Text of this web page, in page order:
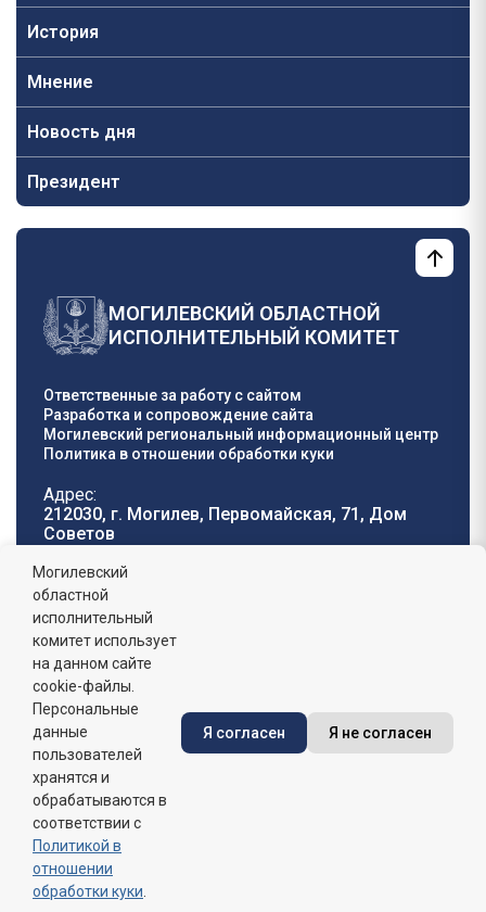
История
Мнение
Новость дня
Президент
МОГИЛЕВСКИЙ ОБЛАСТНОЙ
ИСПОЛНИТЕЛЬНЫЙ КОМИТЕТ
Ответственные за работу с сайтом
Разработка и сопровождение сайта
Могилевский региональный информационный центр
Политика в отношении обработки куки
Адрес:
212030, г. Могилев, Первомайская, 71, Дом
Cоветов
Телефон горячей
линии:
8 (0222) 71-32-55
График работы:
пн-пт: 8.00 - 17.00, сб-вс: выходной,
обеденный перерыв: 13:00 - 14:00
Сайт зарегистрирован в Государственном регистре
информационных ресурсов Республики Беларусь. №
Могилевский
областной
исполнительный
комитет использует
на данном сайте
cookie-файлы.
Персональные
данные
пользователей
хранятся и
обрабатываются в
соответствии с
Политикой в
отношении
обработки куки
Я согласен Я не согласен